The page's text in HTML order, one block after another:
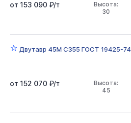
Высота:
30
от 153 090 ₽/т
Двутавр 45М С355 ГОСТ 19425-74
Высота:
45
от 152 070 ₽/т